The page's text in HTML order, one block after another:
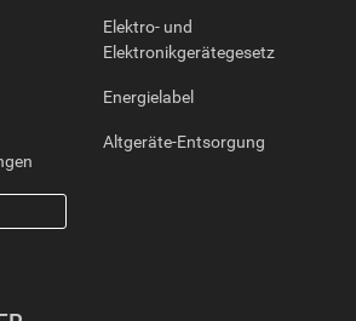
Elektro- und
Elektronikgerätegesetz
Energielabel
Altgeräte-Entsorgung